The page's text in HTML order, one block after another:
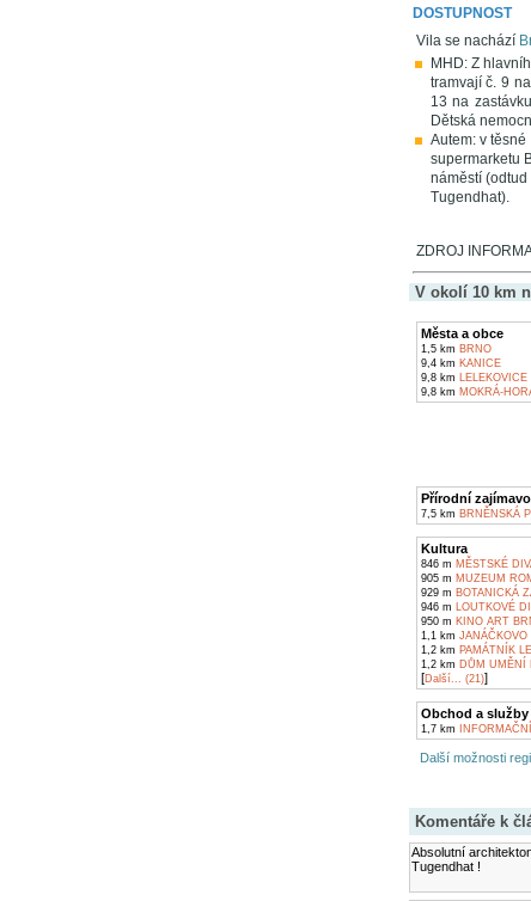
DOSTUPNOST
Vila se nachází
MHD: Z
tramvají č. 9
13 na
Dětská
Autem: v
supermarketu
náměstí
Tugendhat).
ZDROJ
V okolí 10 km
Města a obce
1,5 km BRNO
9,4 km KANICE
9,8 km LELEKOVICE
9,8 km MOKRÁ-
Přírodní
7,5 km BRNĚNSKÁ
Kultura
846 m MĚSTSKÉ
905 m MUZEUM
929 m BOTANICKÁ
946 m LOUTKOVÉ
950 m KINO ART
1,1 km JANÁČKOVO
1,2 km PAMÁTNÍK
1,2 km DŮM UMĚNÍ
[Další... (21)]
Obchod a služby
1,7 km
Další možnosti
Komentáře k
Absolutní
Tugendhat !